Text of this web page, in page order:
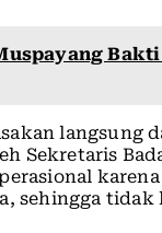
langsung
Sekretaris
sehingga tidak